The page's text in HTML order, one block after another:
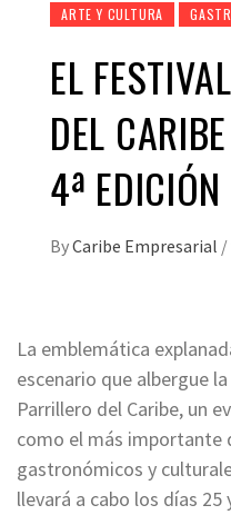
ARTE Y CULTURA
EL
DEL
4ª
ByCaribe Empresarial /
La emblemática
escenario que albergue
Parrillero del Caribe, un
como el más importante
gastronómicos y
llevará a cabo los días